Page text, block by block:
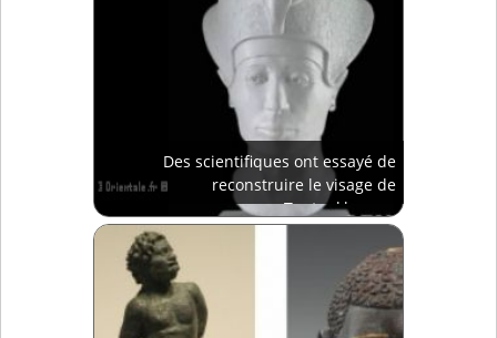
Des scientifiques ont essayé de
reconstruire le visage de
Toutankhamon